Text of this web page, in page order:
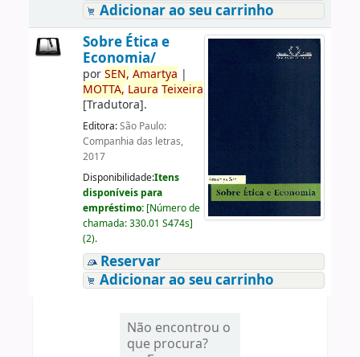
Adicionar ao seu carrinho
Sobre Ética e
Economia/
porSEN, Amartya |
MOTTA, Laura Teixeira
[Tradutora].
Editora:São Paulo:
Companhia das letras,
2017
Disponibilidade:Itens
disponíveis para
empréstimo: [Número de
chamada:330.01 S474s]
(2).
Reservar
Adicionar ao seu carrinho
Não encontrou o
que procura?